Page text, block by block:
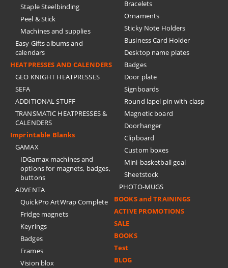
Staple Steelbinding
Peel & Stick
Machines and supplies
Easy Gifts albums and
calendars
HEATPRESSES AND CALENDERS
GEO KNIGHT HEATPRESSES
SEFA
ADDITIONAL STUFF
TRANSMATIC HEATPRESSES &
CALENDERS
Imprintable Blanks
GAMAX
IDGamax machines and
options for magnets, badges,
buttons
ADVENTA
QuickPro ArtWrap Complete
Fridge magnets
Keyrings
Badges
Frames
Vision blox
Bracelets
Ornaments
Sticky Note Holders
Business Card Holder
Desktop name plates
Badges
Door plate
Signboards
Round lapel pin with clasp
Magnetic board
Doorhanger
Clipboard
Custom boxes
Mini-basketball goal
Sheetstock
PHOTO-MUGS
BOOKS and TRAININGS
ACTIVE PROMOTIONS
SALE
BOOKS
Test
BLOG